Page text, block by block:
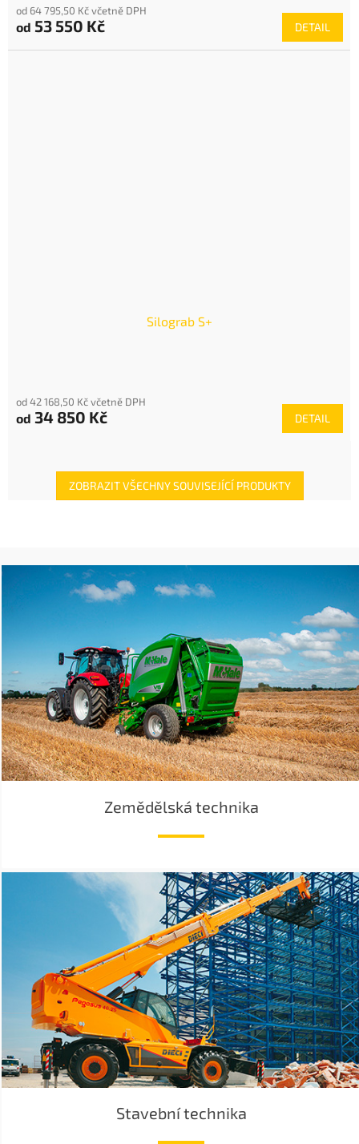
od 64 795,50 Kč včetně DPH
od 53 550 Kč DETAIL
Silograb S+
od 42 168,50 Kč včetně DPH
od 34 850 Kč DETAIL
ZOBRAZIT VŠECHNY SOUVISEJÍCÍ PRODUKTY
Zemědělská technika
Stavební technika